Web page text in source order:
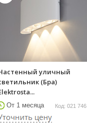
уличный
(Бра)
От 1 месяца Код: 021 746